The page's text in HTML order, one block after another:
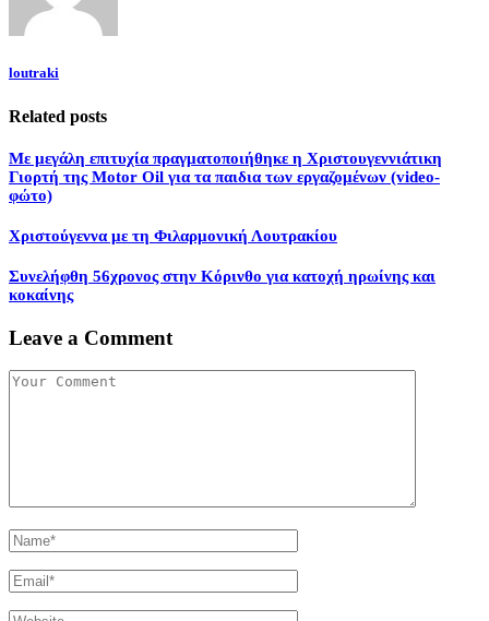
loutraki
Related posts
Με μεγάλη επιτυχία πραγματοποιήθηκε η Χριστουγεννιάτικη
Γιορτή της Motor Oil για τα παιδια των εργαζομένων (video-
φώτο)
Χριστούγεννα με τη Φιλαρμονική Λουτρακίου
Συνελήφθη 56χρονος στην Κόρινθο για κατοχή ηρωίνης και
κοκαίνης
Leave a Comment